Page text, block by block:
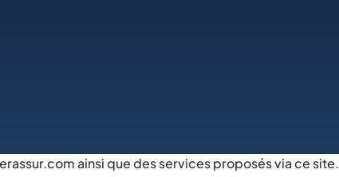
ainsi que des services proposés via ce site.